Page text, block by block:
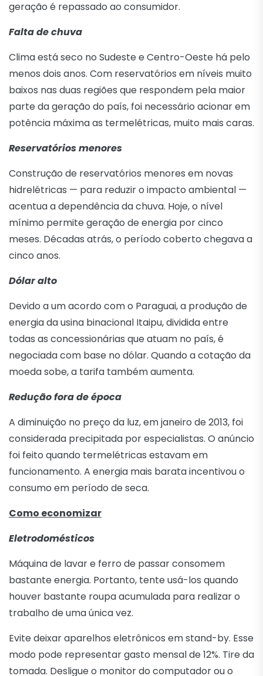
geração é repassado ao consumidor.
Falta de chuva
Clima está seco no Sudeste e Centro-Oeste há pelo
menos dois anos. Com reservatórios em níveis muito
baixos nas duas regiões que respondem pela maior
parte da geração do país, foi necessário acionar em
potência máxima as termelétricas, muito mais caras.
Reservatórios menores
Construção de reservatórios menores em novas
hidrelétricas — para reduzir o impacto ambiental —
acentua a dependência da chuva. Hoje, o nível
mínimo permite geração de energia por cinco
meses. Décadas atrás, o período coberto chegava a
cinco anos.
Dólar alto
Devido a um acordo com o Paraguai, a produção de
energia da usina binacional Itaipu, dividida entre
todas as concessionárias que atuam no país, é
negociada com base no dólar. Quando a cotação da
moeda sobe, a tarifa também aumenta.
Redução fora de época
A diminuição no preço da luz, em janeiro de 2013, foi
considerada precipitada por especialistas. O anúncio
foi feito quando termelétricas estavam em
funcionamento. A energia mais barata incentivou o
consumo em período de seca.
Como economizar
Eletrodomésticos
Máquina de lavar e ferro de passar consomem
bastante energia. Portanto, tente usá-los quando
houver bastante roupa acumulada para realizar o
trabalho de uma única vez.
Evite deixar aparelhos eletrônicos em stand-by. Esse
modo pode representar gasto mensal de 12%. Tire da
tomada. Desligue o monitor do computador ou o